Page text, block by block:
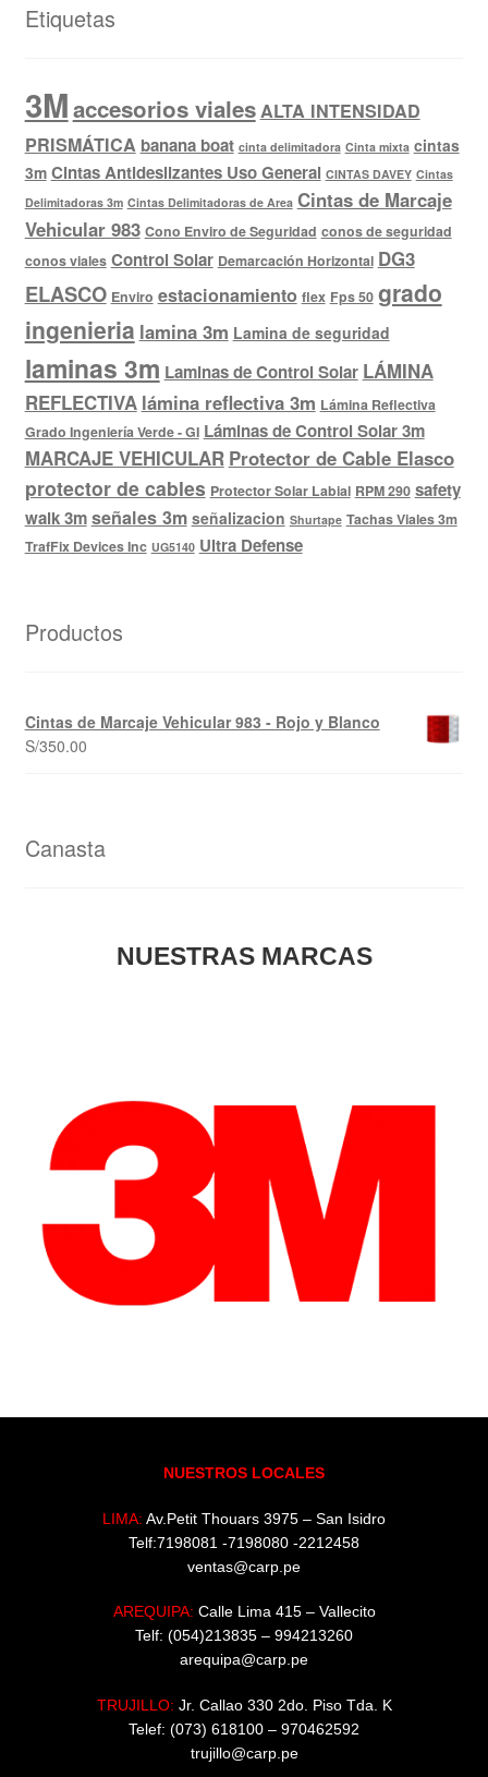
Etiquetas
3Maccesorios vialesALTA INTENSIDAD
PRISMÁTICA banana boat cinta delimitadora Cinta mixta cintas
3m Cintas Antideslizantes Uso General CINTAS DAVEY Cintas
Delimitadoras 3m Cintas Delimitadoras de Area Cintas de Marcaje
Vehicular 983 Cono Enviro de Seguridad conos de seguridad
conos viales Control Solar Demarcación Horizontal DG3
ELASCO Enviro estacionamiento flex Fps 50 grado
ingenieria lamina 3m Lamina de seguridad
laminas 3m Laminas de Control Solar LÁMINA
REFLECTIVA lámina reflectiva 3m Lámina Reflectiva
Grado Ingeniería Verde - GI Láminas de Control Solar 3m
MARCAJE VEHICULAR Protector de Cable Elasco
protector de cables Protector Solar Labial RPM 290 safety
walk 3mseñales 3m señalizacion Shurtape Tachas Viales 3m
TrafFix Devices Inc UG5140 Ultra Defense
Productos
Cintas de Marcaje Vehicular 983 - Rojo y Blanco
S/350.00
Canasta
NUESTRAS MARCAS
NUESTROS LOCALES
LIMA: Av.Petit Thouars 3975 – San Isidro
Telf:7198081 -7198080 -2212458
ventas@carp.pe
AREQUIPA: Calle Lima 415 – Vallecito
Telf: (054)213835 – 994213260
arequipa@carp.pe
TRUJILLO: Jr. Callao 330 2do. Piso Tda. K
Telef: (073) 618100 – 970462592
trujillo@carp.pe